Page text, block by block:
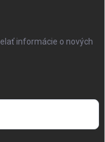
informácie o nových